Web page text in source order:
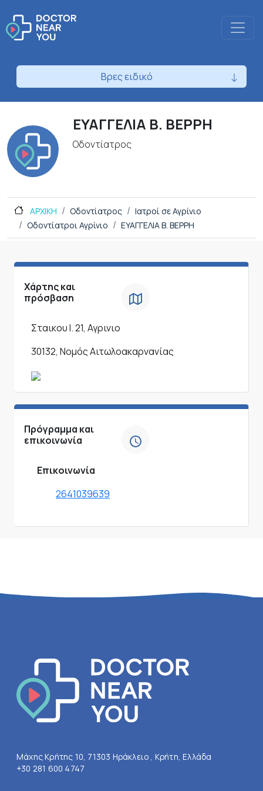
Βρες ειδικό
ΕΥΑΓΓΕΛΙΑ Β. ΒΕΡΡΗ
Οδοντίατρος
ΑΡΧΙΚΗ Οδοντίατρος
Ιατροί σε Αγρίνιο
Οδοντίατροι Αγρίνιο
ΕΥΑΓΓΕΛΙΑ Β. ΒΕΡΡΗ
Χάρτης και
πρόσβαση
Σταικου Ι. 21, Αγρινιο
30132, Νομός Αιτωλοακαρνανίας
Πρόγραμμα και
επικοινωνία
Επικοινωνία
2641039639
Μάχης Κρήτης 10, 71303 Ηράκλειο , Κρήτη, Ελλάδα
+30 281 600 4747